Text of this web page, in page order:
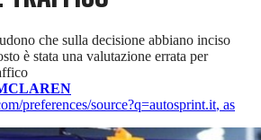
che sulla decisione abbiano inciso
è stata una valutazione errata per
preferences/source?q=autosprint.it, as